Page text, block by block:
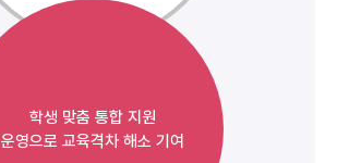
학생 맞춤 통합 지원
운영으로 교육격차 해소 기여